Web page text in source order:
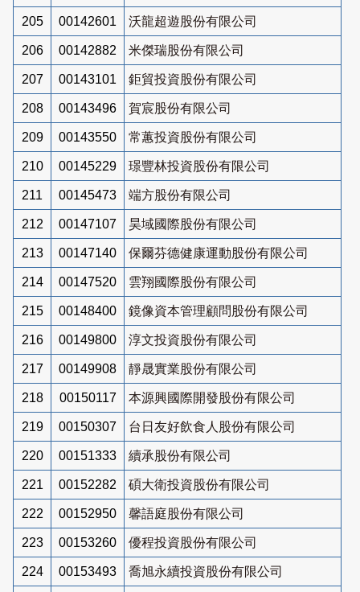
205 00142601 沃龍超遊股份有限公司
206 00142882 米傑瑞股份有限公司
207 00143101 鉅貿投資股份有限公司
208 00143496 賀宸股份有限公司
209 00143550 常蕙投資股份有限公司
210 00145229 璟豐林投資股份有限公司
211 00145473 端方股份有限公司
212 00147107 昊域國際股份有限公司
213 00147140 保爾芬德健康運動股份有限公司
214 00147520 雲翔國際股份有限公司
215 00148400 鏡像資本管理顧問股份有限公司
216 00149800 淳文投資股份有限公司
217 00149908 靜晟實業股份有限公司
218 00150117 本源興國際開發股份有限公司
219 00150307 台日友好飲食人股份有限公司
220 00151333 續承股份有限公司
221 00152282 碩大衛投資股份有限公司
222 00152950 馨語庭股份有限公司
223 00153260 優程投資股份有限公司
224 00153493 喬旭永續投資股份有限公司